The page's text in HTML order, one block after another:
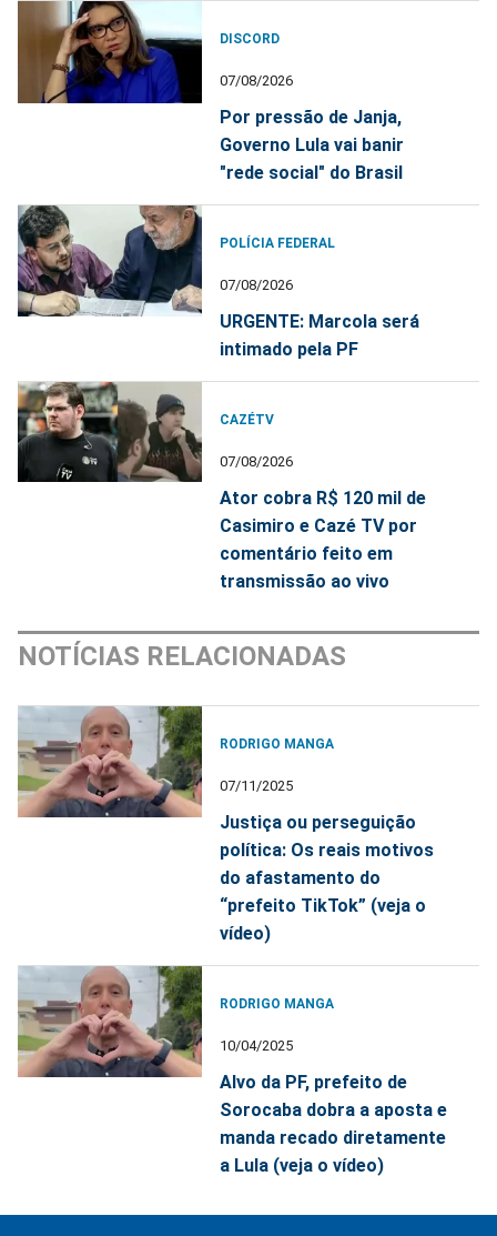
DISCORD
07/08/2026
Por pressão de Janja,
Governo Lula vai banir
"rede social" do Brasil
POLÍCIA FEDERAL
07/08/2026
URGENTE: Marcola será
intimado pela PF
CAZÉTV
07/08/2026
Ator cobra R$ 120 mil de
Casimiro e Cazé TV por
comentário feito em
transmissão ao vivo
NOTÍCIAS RELACIONADAS
RODRIGO MANGA
07/11/2025
Justiça ou perseguição
política: Os reais motivos
do afastamento do
“prefeito TikTok” (veja o
vídeo)
RODRIGO MANGA
10/04/2025
Alvo da PF, prefeito de
Sorocaba dobra a aposta e
manda recado diretamente
a Lula (veja o vídeo)